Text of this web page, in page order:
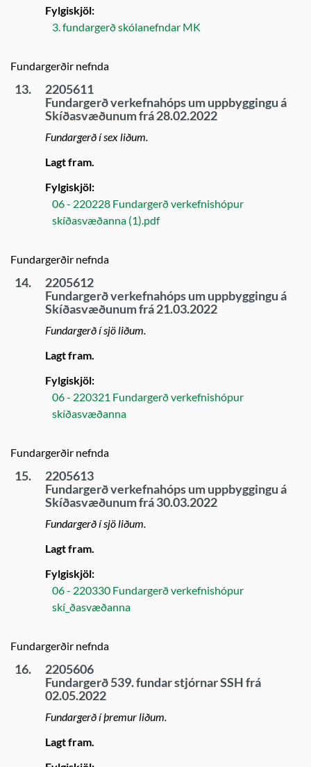
Fylgiskjöl:
3. fundargerð skólanefndar MK
Fundargerðir nefnda
13.
2205611
Fundargerð verkefnahóps um uppbyggingu á
Skíðasvæðunum frá 28.02.2022
Fundargerð í sex liðum.
Lagt fram.
Fylgiskjöl:
06 - 220228 Fundargerð verkefnishópur
skíðasvæðanna (1).pdf
Fundargerðir nefnda
14.
2205612
Fundargerð verkefnahóps um uppbyggingu á
Skíðasvæðunum frá 21.03.2022
Fundargerð í sjö liðum.
Lagt fram.
Fylgiskjöl:
06 - 220321 Fundargerð verkefnishópur
skíðasvæðanna
Fundargerðir nefnda
15.
2205613
Fundargerð verkefnahóps um uppbyggingu á
Skíðasvæðunum frá 30.03.2022
Fundargerð í sjö liðum.
Lagt fram.
Fylgiskjöl:
06 - 220330 Fundargerð verkefnishópur
skí_ðasvæðanna
Fundargerðir nefnda
16.
2205606
Fundargerð 539. fundar stjórnar SSH frá
02.05.2022
Fundargerð í þremur liðum.
Lagt fram.